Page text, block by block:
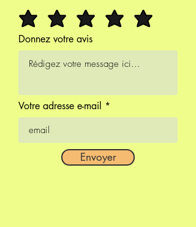
Donnez votre avis
Votre adresse e-mail
Envoyer